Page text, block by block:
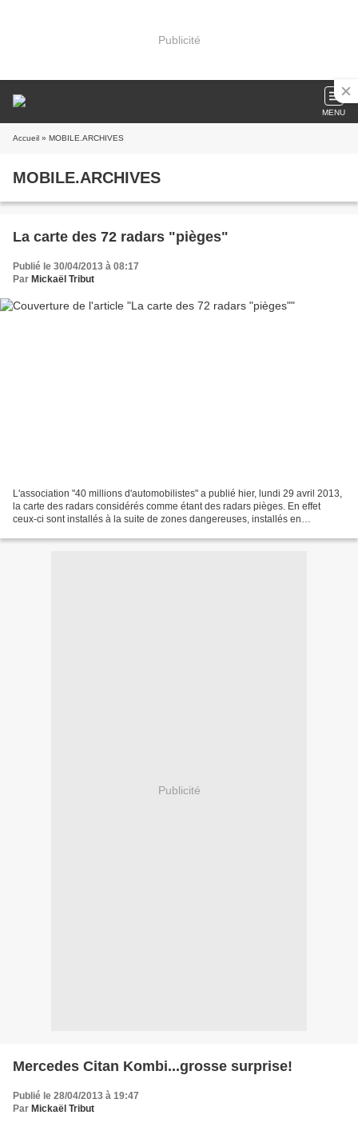
Publicité
MENU
Accueil » MOBILE.ARCHIVES
MOBILE.ARCHIVES
La carte des 72 radars "pièges"
Publié le 30/04/2013 à 08:17
Par Mickaël Tribut
L'association "40 millions d'automobilistes" a publié hier, lundi 29 avril 2013,
la carte des radars considérés comme étant des radars pièges. En effet
ceux-ci sont installés à la suite de zones dangereuses, installés en
Publicité
Mercedes Citan Kombi...grosse surprise!
Publié le 28/04/2013 à 19:47
Par Mickaël Tribut